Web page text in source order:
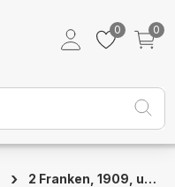
0
0
› 2 Franken, 1909, unzirkuliert